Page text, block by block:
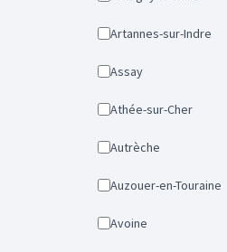
Artannes-sur-Indre
Assay
Athée-sur-Cher
Autrèche
Auzouer-en-Touraine
Avoine